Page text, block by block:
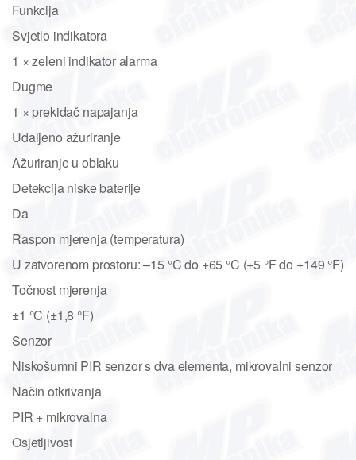
Funkcija
Svjetlo indikatora
1 × zeleni indikator alarma
Dugme
1 × prekidač napajanja
Udaljeno ažuriranje
Ažuriranje u oblaku
Detekcija niske baterije
Da
Raspon mjerenja (temperatura)
U zatvorenom prostoru: –15 °C do +65 °C (+5 °F do +149 °F)
Točnost mjerenja
±1 °C (±1,8 °F)
Senzor
Niskošumni PIR senzor s dva elementa, mikrovalni senzor
Način otkrivanja
PIR + mikrovalna
Osjetljivost